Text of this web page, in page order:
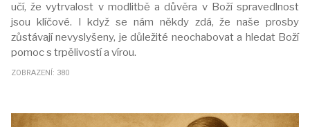
učí, že vytrvalost v modlitbě a důvěra v Boží spravedlnost
jsou klíčové. I když se nám někdy zdá, že naše prosby
zůstávají nevyslyšeny, je důležité neochabovat a hledat Boží
pomoc s trpělivostí a vírou.
ZOBRAZENÍ: 380